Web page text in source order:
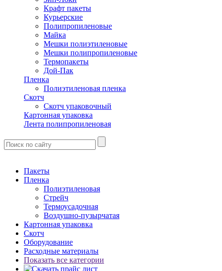
Крафт пакеты
Курьерские
Полипропиленовые
Майка
Мешки полиэтиленовые
Мешки полипропиленовые
Термопакеты
Дой-Пак
Пленка
Полиэтиленовая пленка
Скотч
Скотч упаковочный
Картонная упаковка
Лента полипропиленовая
Пакеты
Пленка
Полиэтиленовая
Стрейч
Термоусадочная
Воздушно-пузырчатая
Картонная упаковка
Скотч
Оборудование
Расходные материалы
Показать все категории